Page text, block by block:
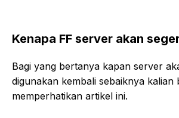
Kenapa FF server akan
Bagi yang bertanya kapan server
digunakan kembali sebaiknya kalian
memperhatikan artikel ini.